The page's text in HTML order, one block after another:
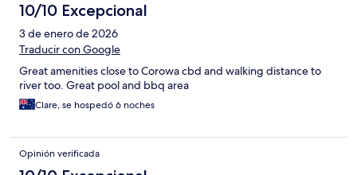
10/10 Excepcional
3 de enero de 2026
Traducir con Google
Great amenities close to Corowa cbd and walking distance to
river too. Great pool and bbq area
Clare, se hospedó 6 noches
Opinión verificada